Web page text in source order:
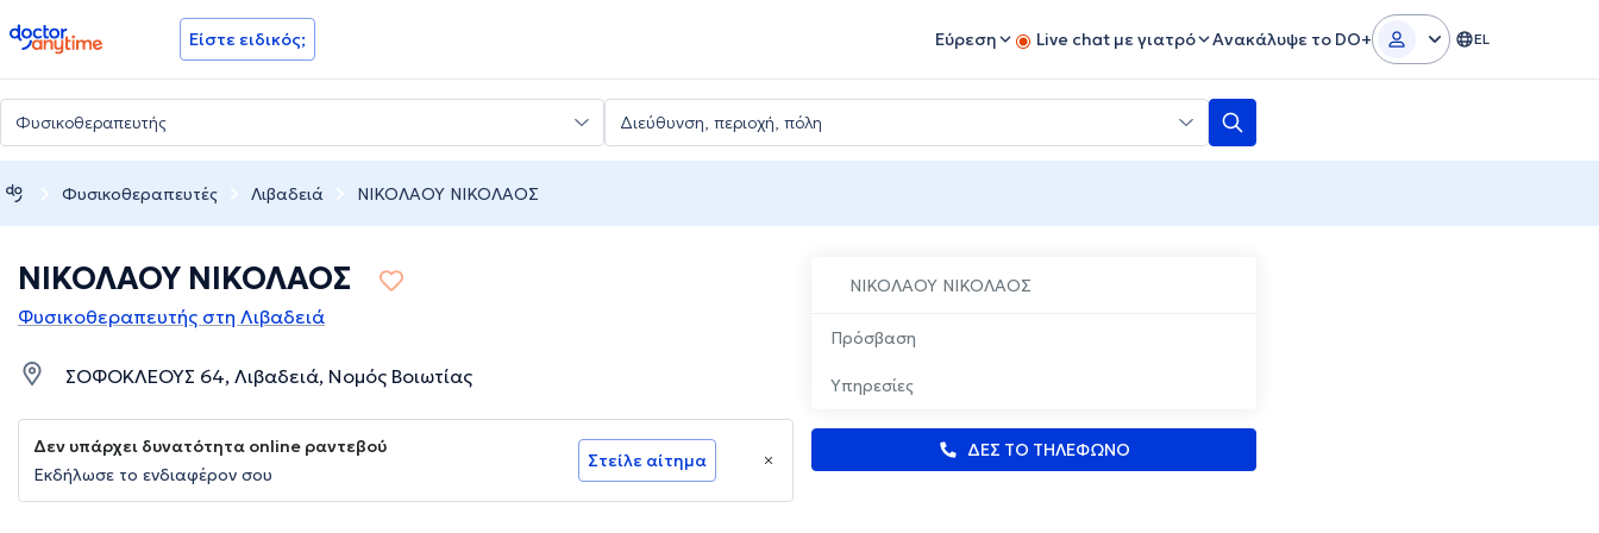
doctoranytime Είστε ειδικός; Εύρεση Live chat με γιατρό Ανακάλυψε το DO+ EL
Φυσικοθεραπευτές Λιβαδειά ΝΙΚΟΛΑΟΥ ΝΙΚΟΛΑΟΣ
ΝΙΚΟΛΑΟΥ ΝΙΚΟΛΑΟΣ
Πρόσβαση
Υπηρεσίες
ΔΕΣ ΤΟ ΤΗΛΕΦΩΝΟ
ΝΙΚΟΛΑΟΥ ΝΙΚΟΛΑΟΣ
Φυσικοθεραπευτής στη Λιβαδειά
ΣΟΦΟΚΛΕΟΥΣ 64, Λιβαδειά, Νομός Βοιωτίας
Δεν υπάρχει δυνατότητα online ραντεβού
Εκδήλωσε το ενδιαφέρον σου
Στείλε αίτημα